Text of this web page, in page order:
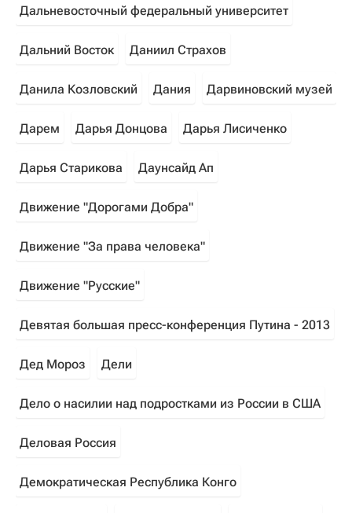
Дальневосточный федеральный университет
Дальний Восток Даниил Страхов
Данила Козловский Дания Дарвиновский музей
Дарем Дарья Донцова Дарья Лисиченко
Дарья Старикова Даунсайд Ап
Движение "Дорогами Добра"
Движение "За права человека"
Движение "Русские"
Девятая большая пресс-конференция Путина - 2013
Дед Мороз Дели
Дело о насилии над подростками из России в США
Деловая Россия
Демократическая Республика Конго